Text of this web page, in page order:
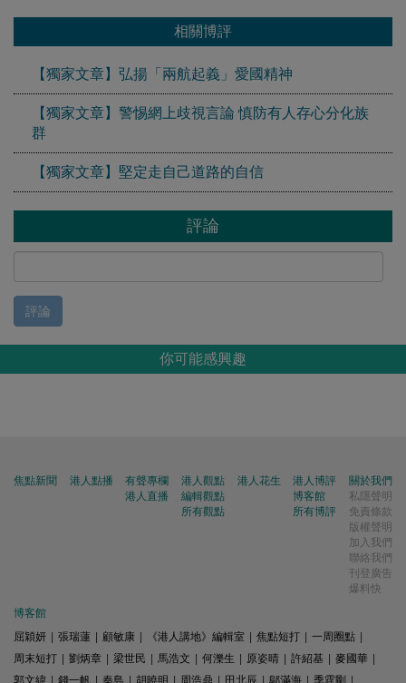
相關博評
【獨家文章】弘揚「兩航起義」愛國精神
【獨家文章】警惕網上歧視言論 慎防有人存心分化族
群
【獨家文章】堅定走自己道路的自信
評論
評論
你可能感興趣
焦點新聞 港人點播
有聲專欄
港人直播
港人觀點
編輯觀點
所有觀點
港人花生
港人博評
博客館
所有博評
關於我們
私隱聲明
免責條款
版權聲明
加入我們
聯絡我們
刊登廣告
爆料快
博客館
屈穎妍
張瑞蓮 顧敏康 《港人講地》編輯室 焦點短打 一周圈點
周末短打
劉炳章 梁世民 馬浩文 何濼生 原姿晴 許紹基 麥國華
郭文緯
錢一帆 秦島 胡曉明 周浩鼎 田北辰 鄔滿海 季霆剛